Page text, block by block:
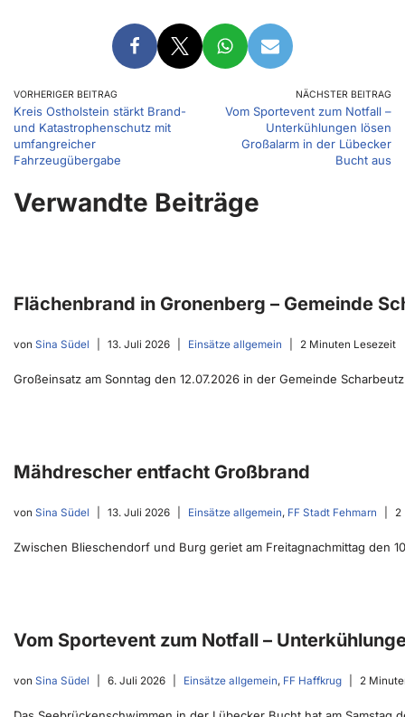
VORHERIGER BEITRAG
Kreis Ostholstein stärkt Brand-
und Katastrophenschutz mit
umfangreicher
Fahrzeugübergabe
NÄCHSTER BEITRAG
Vom Sportevent zum Notfall –
Unterkühlungen lösen
Großalarm in der Lübecker
Bucht aus
Verwandte Beiträge
Flächenbrand in Gronenberg – Gemeinde
von Sina Südel 13. Juli 2026 Einsätze allgemein 2 Minuten Lesezeit
Großeinsatz am Sonntag den 12.07.2026 in der Gemeinde
Mähdrescher entfacht Großbrand
von Sina Südel 13. Juli 2026 Einsätze allgemein, FF Stadt Fehmarn 2
Zwischen Blieschendorf und Burg geriet am Freitagnachmittag den
Vom Sportevent zum Notfall –
von Sina Südel 6. Juli 2026 Einsätze allgemein, FF Haffkrug 2